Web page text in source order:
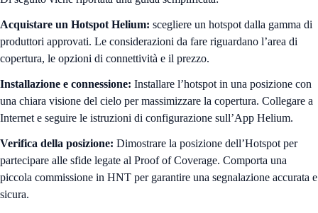
Acquistare un Hotspot Helium: scegliere un hotspot dalla gamma di
produttori approvati. Le considerazioni da fare riguardano l’area di
copertura, le opzioni di connettività e il prezzo.
Installazione e connessione: Installare l’hotspot in una posizione con
una chiara visione del cielo per massimizzare la copertura. Collegare a
Internet e seguire le istruzioni di configurazione sull’App Helium.
Verifica della posizione: Dimostrare la posizione dell’Hotspot per
partecipare alle sfide legate al Proof of Coverage. Comporta una
piccola commissione in HNT per garantire una segnalazione accurata e
sicura.